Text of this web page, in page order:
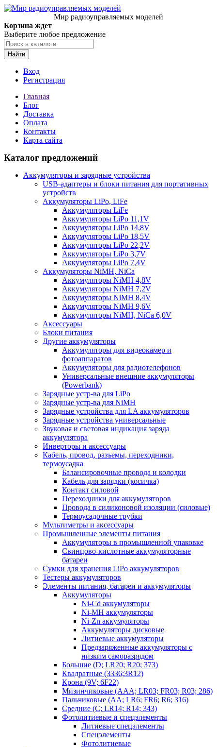
Мир радиоуправляемых моделей
Корзина ждет
Выберите любое предложение
Найти
Вход
Регистрация
Главная
Блог
Доставка
Оплата
Контакты
Карта сайта
Каталог предложений
Аккумуляторы и зарядные устройства
USB-адаптеры и блоки питания для портативных
устройств
Аккумуляторы LiPo, LiFe
Аккумуляторы LiFe
Аккумуляторы LiPo 11,1V
Аккумуляторы LiPo 14,8V
Аккумуляторы LiPo 18,5V
Аккумуляторы LiPo 22,2V
Аккумуляторы LiPo 3,7V
Аккумуляторы LiPo 7,4V
Аккумуляторы NiMH, NiCa
Аккумуляторы NiMH 4,8V
Аккумуляторы NiMH 7,2V
Аккумуляторы NiMH 8,4V
Аккумуляторы NiMH 9,6V
Аккумуляторы NiMH, NiCa 6,0V
Аксессуары
Блоки питания
Другие аккумуляторы
Аккумуляторы для видеокамер и
фотоаппаратов
Аккумуляторы для радиотелефонов
Универсальные внешние аккумуляторы
(Powerbank)
Зарядные устр-ва для LiPo
Зарядные устр-ва для NiMH
Зарядные устройства для LA аккумуляторов
Зарядные устройства универсальные
Звуковая и световая индикация заряда
аккумулятора
Инверторы и аксессуары
Кабель, провод, разъемы, переходники,
термоусадка
Балансировочные провода и колодки
Кабель для зарядки (косичка)
Контакт силовой
Переходники для аккумуляторов
Провода в силиконовой изоляции (силовые)
Термоусадочные трубки
Мультиметры и аксессуары
Промышленные элементы питания
Аккумуляторы в промышленной упаковке
Свинцово-кислотные аккумуляторные
батареи
Сумки для хранения LiPo аккумуляторов
Тестеры аккумуляторов
Элементы питания, батареи и аккумуляторы
Аккумуляторы
Ni-Cd аккумуляторы
Ni-MH аккумуляторы
Ni-Zn аккумуляторы
Аккумуляторы дисковые
Литиевые аккумуляторы
Предзаряженные аккумуляторы с
низким саморазрядом
Большие (D; LR20; R20; 373)
Квадратные (3336;3R12)
Крона (9V; 6F22)
Мизинчиковые (AAA; LR03; FR03; R03; 286)
Пальчиковые (AA; LR6; FR6; R6; 316)
Средние (C; LR14; R14; 343)
Фотолитиевые и спецэлементы
Литиевые спецэлементы
Спецэлементы
Фотолитиевые